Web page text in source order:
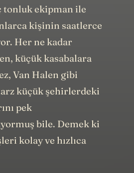
tonluk ekipman ile
kişinin saatlerce
Her ne kadar
küçük kasabalara
Van Halen gibi
küçük şehirlerdeki
pek
bile. Demek ki
kolay ve hızlıca